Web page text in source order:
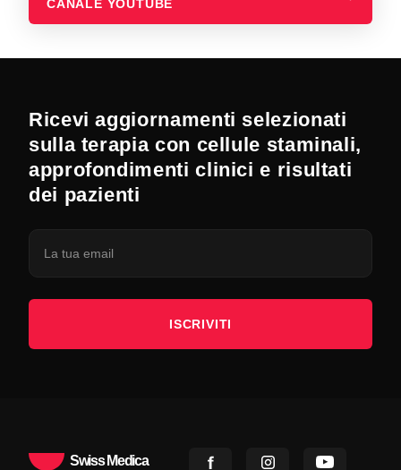
CANALE YOUTUBE
Ricevi aggiornamenti selezionati
sulla terapia con cellule staminali,
approfondimenti clinici e risultati
dei pazienti
ISCRIVITI
Swiss Medica